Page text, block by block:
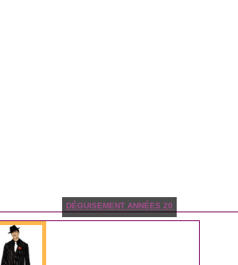
DÉGUISEMENT ANNÉES 20